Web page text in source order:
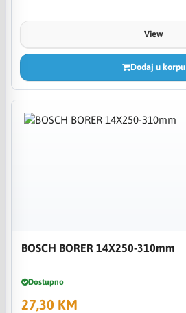
View
Dodaj u korpu
BOSCH BORER 14X250-310mm
Dostupno
27,30 KM